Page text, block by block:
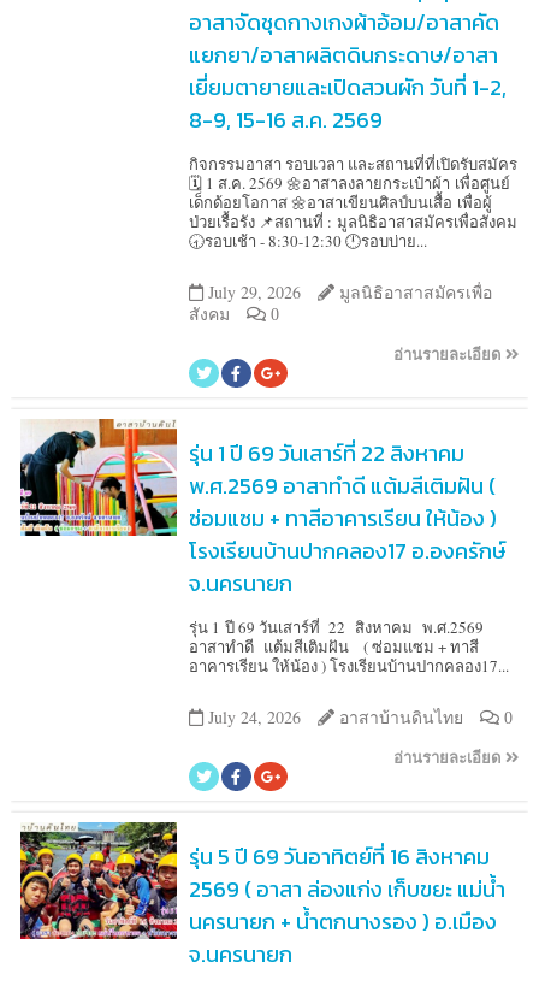
อาสาจัดชุดกางเกงผ้าอ้อม/อาสาคัด
แยกยา/อาสาผลิตดินกระดาษ/อาสา
เยี่ยมตายายและเปิดสวนผัก วันที่ 1-2,
8-9, 15-16 ส.ค. 2569
กิจกรรมอาสา รอบเวลา และสถานที่ที่เปิดรับสมัคร
🗓️ 1 ส.ค. 2569 🌼อาสาลงลายกระเป๋าผ้า เพื่อศูนย์
เด็กด้อยโอกาส 🌼อาสาเขียนศิลป์บนเสื้อ เพื่อผู้
ป่วยเรื้อรัง 📌สถานที่ : มูลนิธิอาสาสมัครเพื่อสังคม
🕣รอบเช้า - 8:30-12:30 🕛รอบบ่าย...
July 29, 2026
มูลนิธิอาสาสมัครเพื่อ
สังคม
0
อ่านรายละเอียด
รุ่น 1 ปี 69 วันเสาร์ที่ 22 สิงหาคม
พ.ศ.2569 อาสาทำดี แต้มสีเติมฝัน (
ซ่อมแซม + ทาสีอาคารเรียน ให้น้อง )
โรงเรียนบ้านปากคลอง17 อ.องครักษ์
จ.นครนายก
รุ่น 1 ปี 69 วันเสาร์ที่ 22 สิงหาคม พ.ศ.2569
อาสาทำดี แต้มสีเติมฝัน ( ซ่อมแซม + ทาสี
อาคารเรียน ให้น้อง ) โรงเรียนบ้านปากคลอง17...
July 24, 2026 อาสาบ้านดินไทย 0
อ่านรายละเอียด
รุ่น 5 ปี 69 วันอาทิตย์ที่ 16 สิงหาคม
2569 ( อาสา ล่องแก่ง เก็บขยะ แม่น้ำ
นครนายก + น้ำตกนางรอง ) อ.เมือง
จ.นครนายก